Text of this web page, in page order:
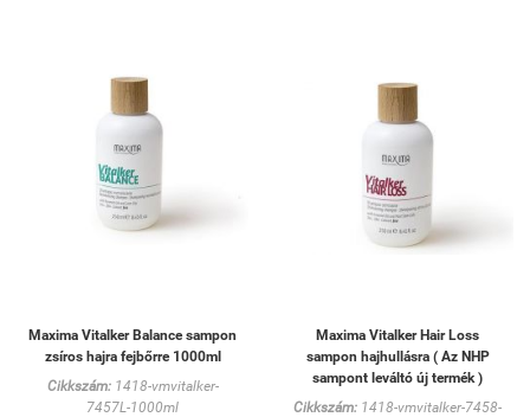
Maxima Vitalker Balance sampon
zsíros hajra fejbőrre 1000ml
Cikkszám:1418-vmvitalker-
7457L-1000ml
Maxima Vitalker Hair Loss
sampon hajhullásra ( Az NHP
sampont leváltó új termék )
Cikkszám: 1418-vmvitalker-7458-